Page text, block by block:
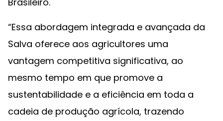
“Essa abordagem integrada e avançada da
Salva oferece aos agricultores uma
vantagem competitiva significativa, ao
mesmo tempo em que promove a
sustentabilidade e a eficiência em toda a
cadeia de produção agrícola, trazendo